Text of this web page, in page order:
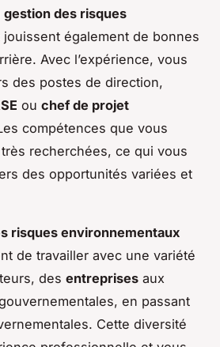
gestion des risques
jouissent également de bonnes
Avec l’expérience, vous
des postes de direction,
ou chef de projet
compétences que vous
recherchées, ce qui vous
des opportunités variées et
risques environnementaux
de travailler avec une variété
des entreprises aux
en passant
Cette diversité